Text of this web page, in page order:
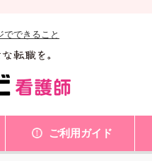
でできること
ご利用ガイド